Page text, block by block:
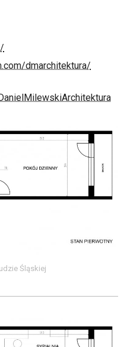
dmarchitektura/
Śląskiej